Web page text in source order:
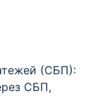
(СБП):
СБП,